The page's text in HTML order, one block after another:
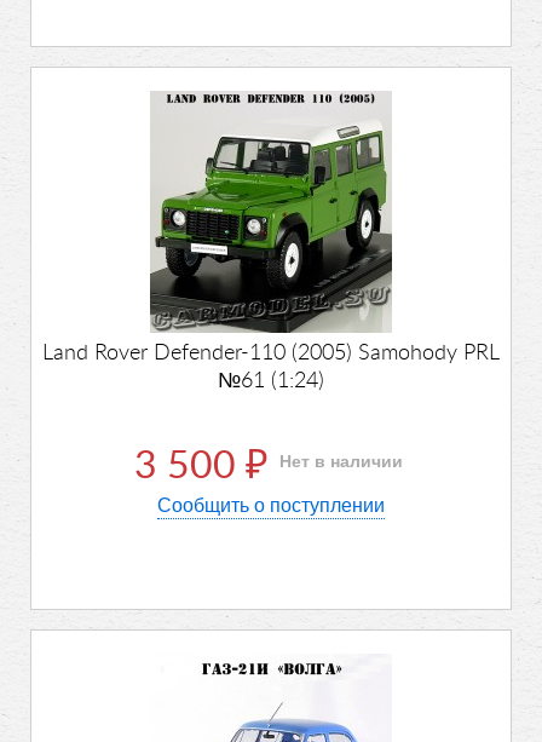
Land Rover Defender-110 (2005) Samohody PRL
№61 (1:24)
3 500 ₽ Нет в наличии
Сообщить о поступлении